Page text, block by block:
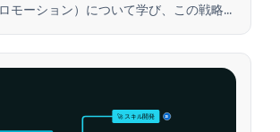
モーション）について学び、この戦略的
🚀 スキル開発 15